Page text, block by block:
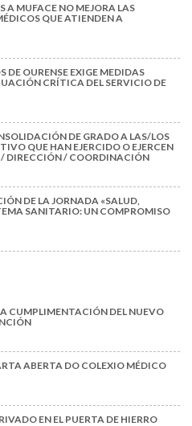
A MUFACE NO MEJORA LAS
QUE ATIENDEN A
DE OURENSE EXIGE MEDIDAS
CRÍTICA DEL SERVICIO DE
DE GRADO A LAS/LOS
QUE HAN EJERCIDO O EJERCEN
/ DIRECCIÓN / COORDINACIÓN
DE LA JORNADA «SALUD,
SANITARIO: UN COMPROMISO
CUMPLIMENTACIÓN DEL NUEVO
ABERTA DO COLEXIO MÉDICO
EN EL PUERTA DE HIERRO